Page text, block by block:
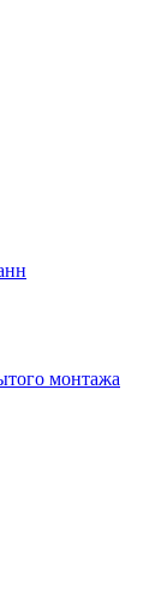
монтажа